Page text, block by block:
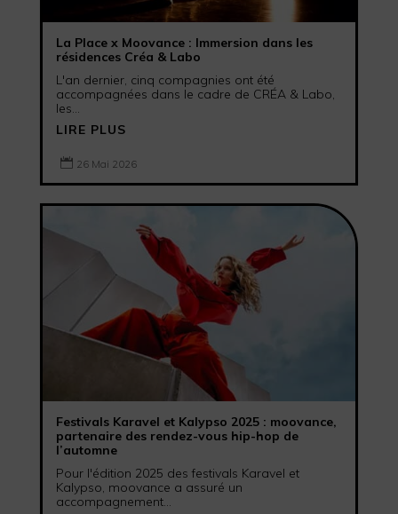
La Place x Moovance : Immersion dans les
résidences Créa & Labo
L'an dernier, cinq compagnies ont été
accompagnées dans le cadre de CRÉA & Labo,
les...
LIRE PLUS
 26 Mai 2026
Festivals Karavel et Kalypso 2025 : moovance,
partenaire des rendez-vous hip-hop de
l’automne
Pour l'édition 2025 des festivals Karavel et
Kalypso, moovance a assuré un
accompagnement...